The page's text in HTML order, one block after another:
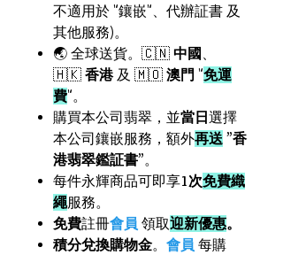
不適用於 "鑲嵌"、代辦証書 及
其他服務)。
🌏 全球送貨。🇨🇳 中國 、
🇭🇰 香港及 🇲🇴 澳門 "免運
費"。
購買本公司翡翠，並當日 選擇
本公司鑲嵌服務，額外再送 ”香
港翡翠鑑証書”。
每件永輝商品可即享1次免費織
繩服務。
免費註冊會員 領取迎新優惠。
積分兌換購物金。 會員 每購